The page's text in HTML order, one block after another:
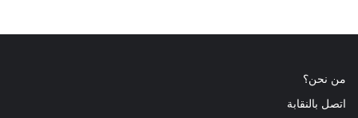
من نحن؟
اتصل بالنقابة